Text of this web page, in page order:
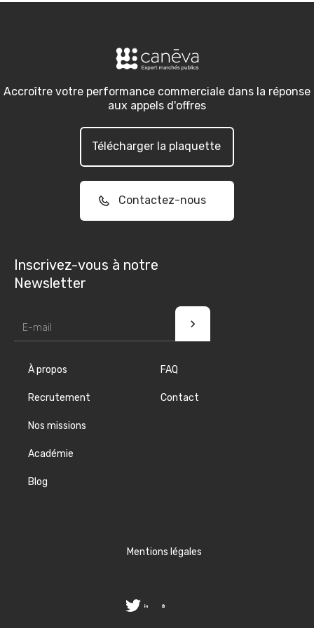
Accroître votre performance commerciale dans la réponse
aux appels d'offres
Télécharger la plaquette
Contactez-nous
Inscrivez-vous à notre
Newsletter
À propos
Recrutement
Nos missions
Académie
Blog
FAQ
Contact
Mentions légales